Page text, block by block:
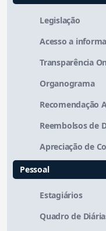
Legislação
Acesso a
Transparência
Organograma
Recomendação
Reembolsos de
Apreciação de
Pessoal
Estagiários
Quadro de